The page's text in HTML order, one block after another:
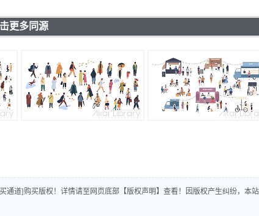
更多同源
通道]购买版权！详情请至网页底部【版权声明】查看！因版权产生纠纷，本站